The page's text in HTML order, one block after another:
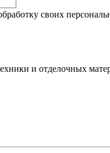
своих
и отделочных